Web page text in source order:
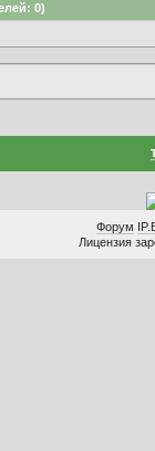
0)
Форум
Лицензия